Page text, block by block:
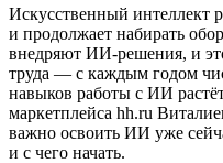
Искусственный интеллект
и продолжает набирать
внедряют ИИ‑решения, и
труда — с каждым годом
навыков работы с ИИ
маркетплейса hh.ru
важно освоить ИИ уже
и с чего начать.